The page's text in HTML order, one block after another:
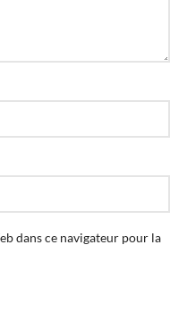
dans ce navigateur pour la